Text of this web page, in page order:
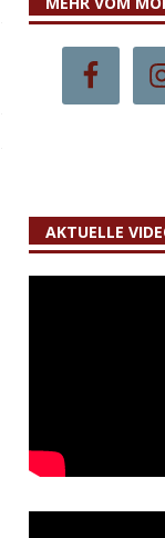
AKTUELLE